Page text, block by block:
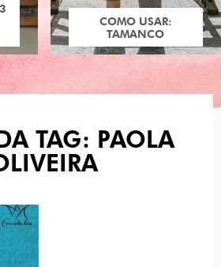
COMO USAR:
TAMANCO
TAG: PAOLA